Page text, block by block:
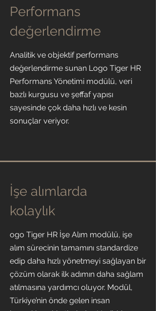
Performans
değerlendirme
Analitik ve objektif performans
değerlendirme sunan Logo Tiger HR
Performans Yönetimi modülü, veri
bazlı kurgusu ve şeffaf yapısı
sayesinde çok daha hızlı ve kesin
sonuçlar veriyor.
İşe alımlarda
kolaylık
ogo Tiger HR İşe Alım modülü, işe
alım sürecinin tamamını standardize
edip daha hızlı yönetmeyi sağlayan bir
çözüm olarak ilk adımın daha sağlam
atılmasına yardımcı oluyor. Modül,
Türkiye’nin önde gelen insan